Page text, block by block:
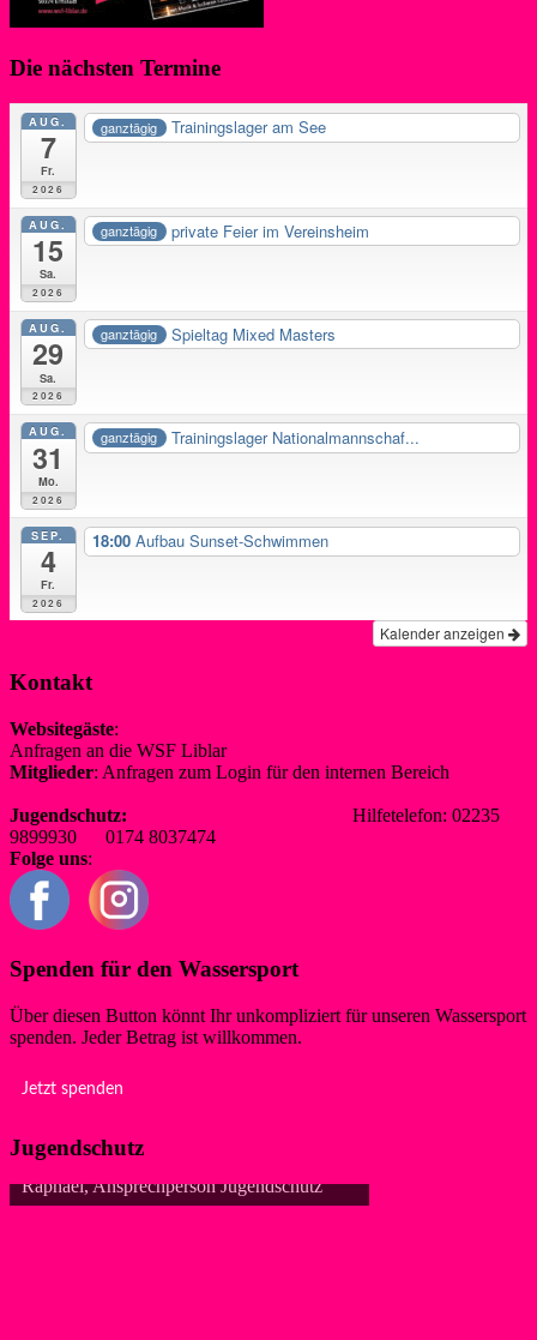
Die nächsten Termine
AUG.
7
Fr.
2026
ganztägig Trainingslager am See
AUG.
15
Sa.
2026
ganztägig private Feier im Vereinsheim
AUG.
29
Sa.
2026
ganztägig Spieltag Mixed Masters
AUG.
31
Mo.
2026
ganztägig Trainingslager Nationalmannschaf...
SEP.
4
Fr.
2026
18:00 Aufbau Sunset-Schwimmen
Kalender anzeigen
Kontakt
Websitegäste:
Anfragen an die WSF Liblar
Mitglieder: Anfragen zum Login für den internen Bereich
Jugendschutz:
Hilfetelefon: 02235
9899930 0174 8037474
Folge uns:
Spenden für den Wassersport
Über diesen Button könnt Ihr unkompliziert für unseren Wassersport
spenden. Jeder Betrag ist willkommen.
Jetzt spenden
Jugendschutz